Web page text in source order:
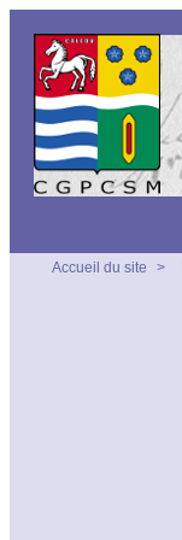
Accueil du site >